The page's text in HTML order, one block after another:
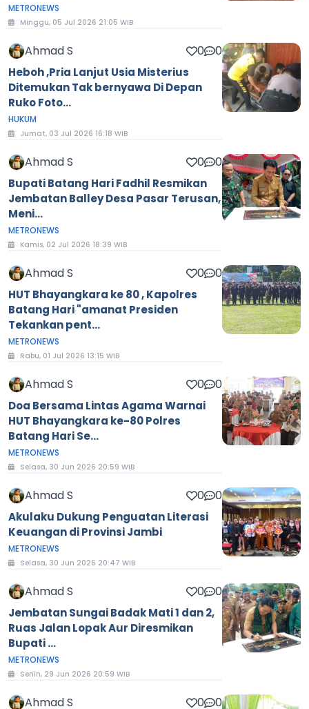
METRONEWS
Minggu, 05 Jul 2026 21:05 WIB
Ahmad S 0 0
Heboh ,Pria Lanjut Usia Misterius
Ditemukan Tak bernyawa Di Depan
Ruko Foto...
HUKUM
Jumat, 03 Jul 2026 16:18 WIB
Ahmad S 0 0
Bupati Batang Hari Fadhil Resmikan
Jembatan Balley Desa Pasar Terusan,
Meni...
METRONEWS
Kamis, 02 Jul 2026 18:39 WIB
Ahmad S 0 0
HUT Bhayangkara ke 80 , Kapolres
Batang Hari "amanat Presiden
Tekankan pent...
METRONEWS
Rabu, 01 Jul 2026 13:15 WIB
Ahmad S 0 0
Doa Bersama Lintas Agama Warnai
HUT Bhayangkara ke-80 Polres
Batang Hari Se...
METRONEWS
Selasa, 30 Jun 2026 20:59 WIB
Ahmad S 0 0
Akulaku Dukung Penguatan Literasi
Keuangan di Provinsi Jambi
METRONEWS
Selasa, 30 Jun 2026 20:47 WIB
Ahmad S 0 0
Jembatan Sungai Badak Mati 1 dan 2,
Ruas Jalan Lopak Aur Diresmikan
Bupati ...
METRONEWS
Senin, 29 Jun 2026 20:59 WIB
Ahmad S 0 0